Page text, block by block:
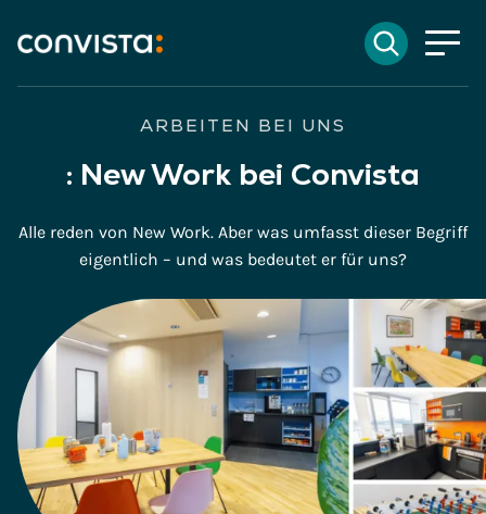
DE
ARBEITEN BEI UNS
: New Work bei Convista
Alle reden von New Work. Aber was umfasst dieser Begriff
eigentlich – und was bedeutet er für uns?